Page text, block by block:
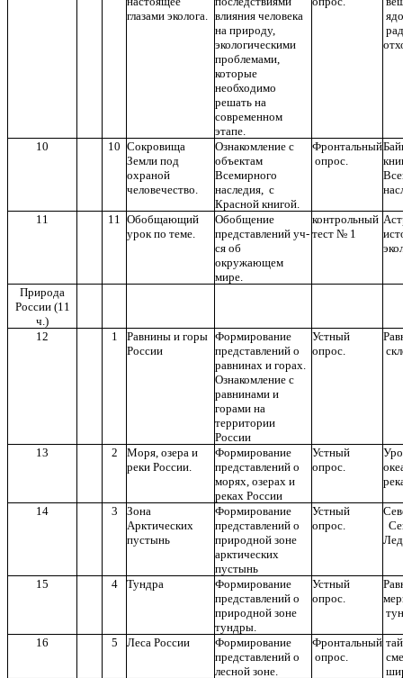
глазами эколога. влияния человека
на природу,
экологическими
проблемами,
которые
необходимо
решать на
современном
этапе.
10 10 Сокровища
Земли под
охраной
человечество.
Ознакомление с
объектам
Всемирного
наследия, с
Красной книгой.
Фронтальный
опрос.
11 11 Обобщающий
урок по теме.
Обобщение
представлений уч-
ся об
окружающем
мире.
контрольный
тест № 1
Природа
России (11
ч.)
12
1
Равнины и горы
России
Формирование
представлений о
равнинах и горах.
Ознакомление с
равнинами и
горами на
территории
России
Устный
опрос.
13 2
Моря, озера и
реки России.
Формирование
представлений о
морях, озерах и
реках России
Устный
опрос.
14 3
Зона
Арктических
пустынь
Формирование
представлений о
природной зоне
арктических
пустынь
Устный
опрос.
15 4 Тундра
Формирование
представлений о
природной зоне
тундры.
Устный
опрос.
16 5 Леса России
Формирование
представлений о
лесной зоне.
Фронтальный
опрос.